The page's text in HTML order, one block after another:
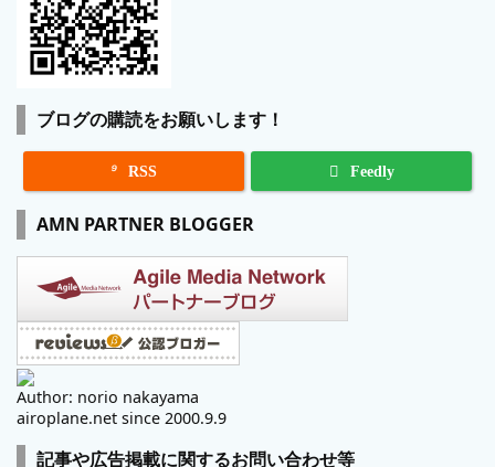
ブログの購読をお願いします！
 RSS Feedly
AMN PARTNER BLOGGER
Author: norio nakayama
airoplane.net since 2000.9.9
記事や広告掲載に関するお問い合わせ等